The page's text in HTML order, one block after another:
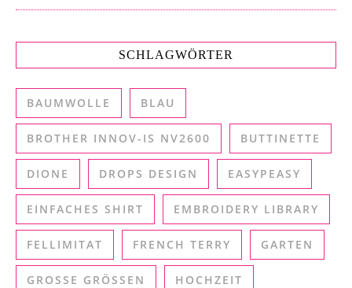
SCHLAGWÖRTER
BAUMWOLLE BLAU
BROTHER INNOV-IS NV2600 BUTTINETTE
DIONE DROPS DESIGN EASYPEASY
EINFACHES SHIRT EMBROIDERY LIBRARY
FELLIMITAT FRENCH TERRY GARTEN
GROSSE GRÖSSEN HOCHZEIT